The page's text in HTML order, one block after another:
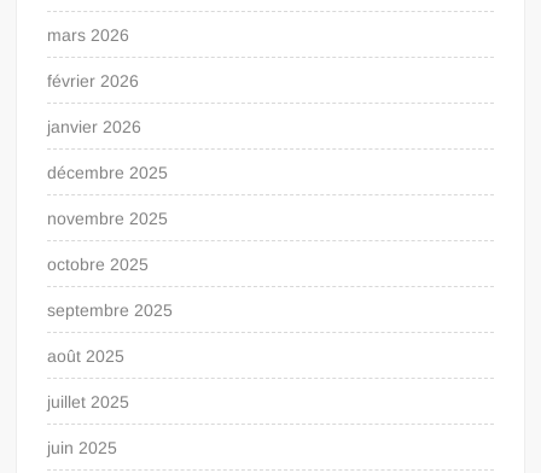
mars 2026
février 2026
janvier 2026
décembre 2025
novembre 2025
octobre 2025
septembre 2025
août 2025
juillet 2025
juin 2025